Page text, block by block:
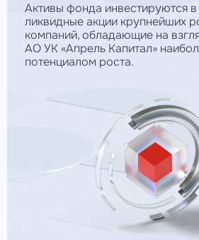
Активы фонда инвестируются
ликвидные акции крупнейших
компаний, обладающие на
АО УК «Апрель Капитал»
потенциалом роста.